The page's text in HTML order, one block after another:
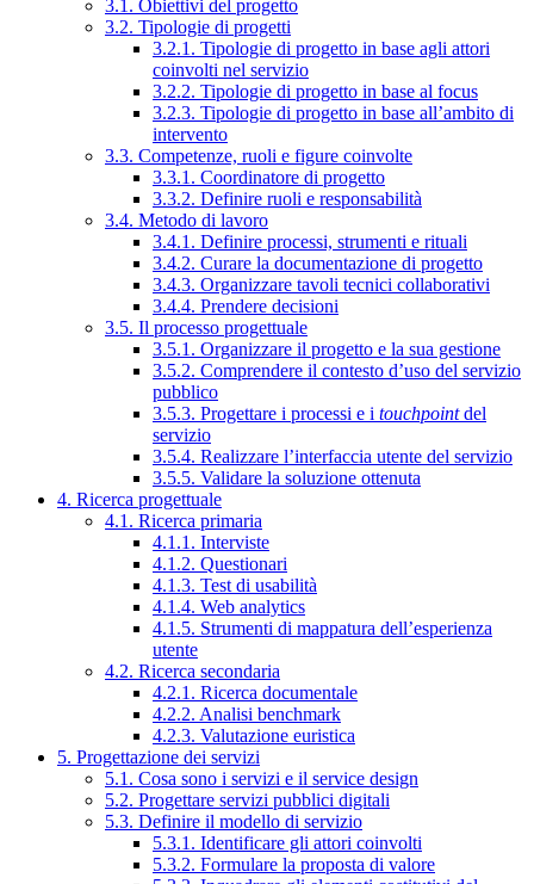
3.1. Obiettivi del progetto
3.2. Tipologie di progetti
3.2.1. Tipologie di progetto in base agli attori
coinvolti nel servizio
3.2.2. Tipologie di progetto in base al focus
3.2.3. Tipologie di progetto in base all’ambito di
intervento
3.3. Competenze, ruoli e figure coinvolte
3.3.1. Coordinatore di progetto
3.3.2. Definire ruoli e responsabilità
3.4. Metodo di lavoro
3.4.1. Definire processi, strumenti e rituali
3.4.2. Curare la documentazione di progetto
3.4.3. Organizzare tavoli tecnici collaborativi
3.4.4. Prendere decisioni
3.5. Il processo progettuale
3.5.1. Organizzare il progetto e la sua gestione
3.5.2. Comprendere il contesto d’uso del servizio
pubblico
3.5.3. Progettare i processi e i touchpointdel
servizio
3.5.4. Realizzare l’interfaccia utente del servizio
3.5.5. Validare la soluzione ottenuta
4. Ricerca progettuale
4.1. Ricerca primaria
4.1.1. Interviste
4.1.2. Questionari
4.1.3. Test di usabilità
4.1.4. Web analytics
4.1.5. Strumenti di mappatura dell’esperienza
utente
4.2. Ricerca secondaria
4.2.1. Ricerca documentale
4.2.2. Analisi benchmark
4.2.3. Valutazione euristica
5. Progettazione dei servizi
5.1. Cosa sono i servizi e il service design
5.2. Progettare servizi pubblici digitali
5.3. Definire il modello di servizio
5.3.1. Identificare gli attori coinvolti
5.3.2. Formulare la proposta di valore